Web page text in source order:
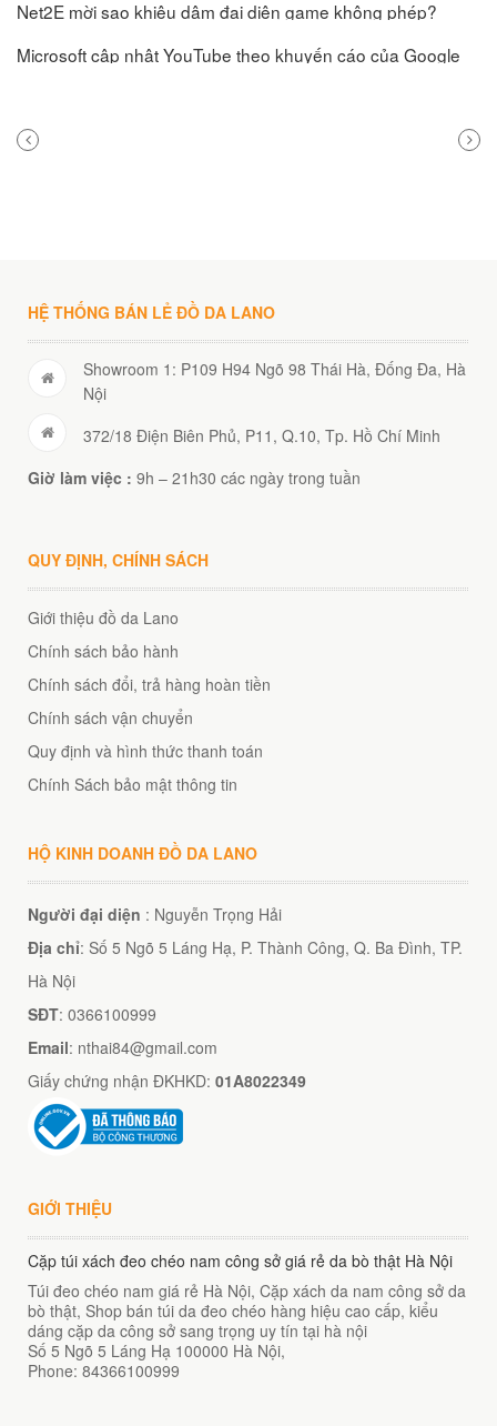
Net2E mời sao khiêu dâm đại diện game không phép?
Microsoft cập nhật YouTube theo khuyến cáo của Google
NEXT
HỆ THỐNG BÁN LẺ ĐỒ DA LANO
Showroom 1: P109 H94 Ngõ 98 Thái Hà, Đống Đa, Hà
Nội
372/18 Điện Biên Phủ, P11, Q.10, Tp. Hồ Chí Minh
Giờ làm việc : 9h – 21h30 các ngày trong tuần
QUY ĐỊNH, CHÍNH SÁCH
Giới thiệu đồ da Lano
Chính sách bảo hành
Chính sách đổi, trả hàng hoàn tiền
Chính sách vận chuyển
Quy định và hình thức thanh toán
Chính Sách bảo mật thông tin
HỘ KINH DOANH ĐỒ DA LANO
Người đại diện : Nguyễn Trọng Hải
Địa chỉ: Số 5 Ngõ 5 Láng Hạ, P. Thành Công, Q. Ba Đình, TP.
Hà Nội
SĐT: 0366100999
Email: nthai84@gmail.com
Giấy chứng nhận ĐKHKD: 01A8022349
GIỚI THIỆU
Cặp túi xách đeo chéo nam công sở giá rẻ da bò thật Hà Nội
Túi đeo chéo nam giá rẻ Hà Nội, Cặp xách da nam công sở da
bò thật, Shop bán túi da đeo chéo hàng hiệu cao cấp, kiểu
dáng cặp da công sở sang trọng uy tín tại hà nội
Số 5 Ngõ 5 Láng Hạ 100000 Hà Nội,
Phone: 84366100999